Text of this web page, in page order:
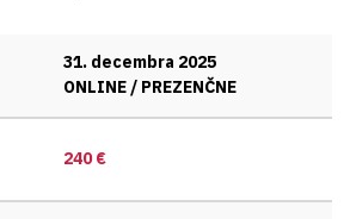
31. decembra 2025
ONLINE / PREZENČNE
240 €